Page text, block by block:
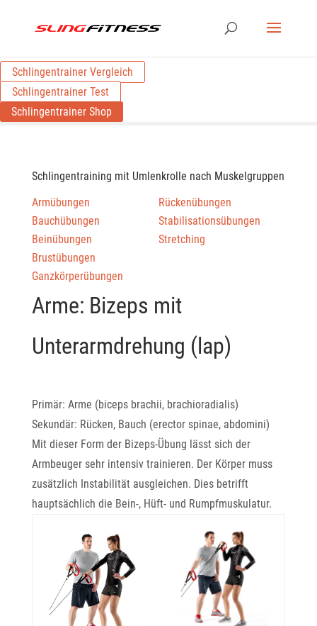
Schlingentrainer Vergleich
Schlingentrainer Test
Schlingentrainer Shop
Schlingentraining mit Umlenkrolle nach Muskelgruppen
Armübungen
Bauchübungen
Beinübungen
Brustübungen
Ganzkörperübungen
Rückenübungen
Stabilisationsübungen
Stretching
Arme: Bizeps mit
Unterarmdrehung (lap)
Primär: Arme (biceps brachii, brachioradialis)
Sekundär: Rücken, Bauch (erector spinae, abdomini)
Mit dieser Form der Bizeps-Übung lässt sich der
Armbeuger sehr intensiv trainieren. Der Körper muss
zusätzlich Instabilität ausgleichen. Dies betrifft
hauptsächlich die Bein-, Hüft- und Rumpfmuskulatur.